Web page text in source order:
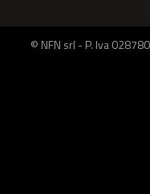
© NFN srl - P. Iva